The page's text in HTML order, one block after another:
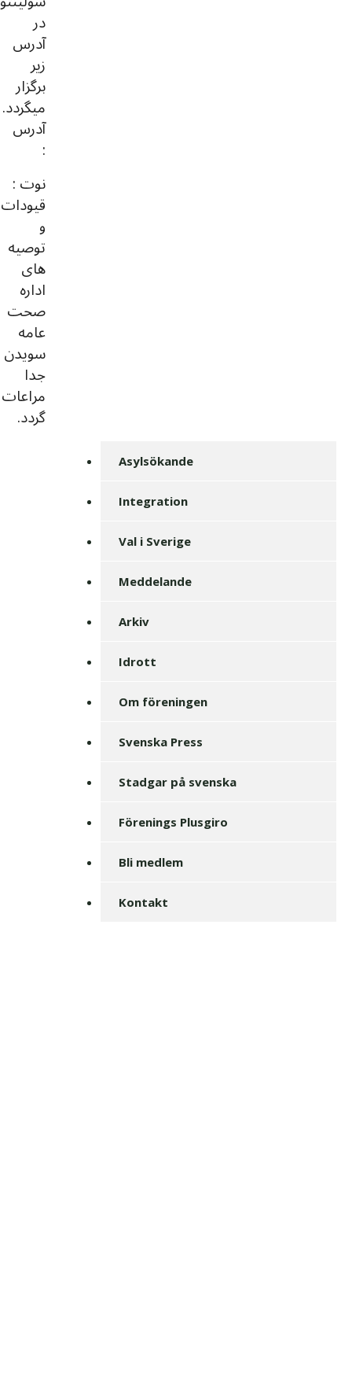
در
آدرس
زیر
برگزار
میگردد.
آدرس
:
نوت :
قیودات
و
توصیه
های
اداره
صحت
عامه
سویدن
جدا
مراعات
گردد.
Asylsökande
Integration
Val i Sverige
Meddelande
Arkiv
Idrott
Om föreningen
Svenska Press
Stadgar på svenska
Förenings Plusgiro
Bli medlem
Kontakt